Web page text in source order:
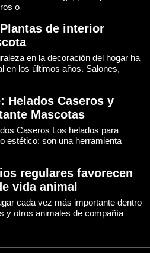
o
de interior
en la decoración del hogar ha
en los últimos años. Salones,
Helados Caseros y
Mascotas
Caseros Los helados para
estético; son una herramienta
regulares favorecen
vida animal
cada vez más importante dentro
y otros animales de compañía